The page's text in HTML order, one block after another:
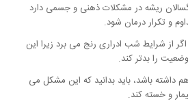
ریشه در مشکلات ذهنی و جسمی دارد
و تکرار درمان شود.
از شرایط شب ادراری رنج می برد زیرا این
را بدتر کند.
داشته باشد، باید بدانید که این مشکل می
و خسته کند.